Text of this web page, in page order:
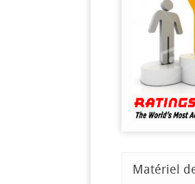
Matériel